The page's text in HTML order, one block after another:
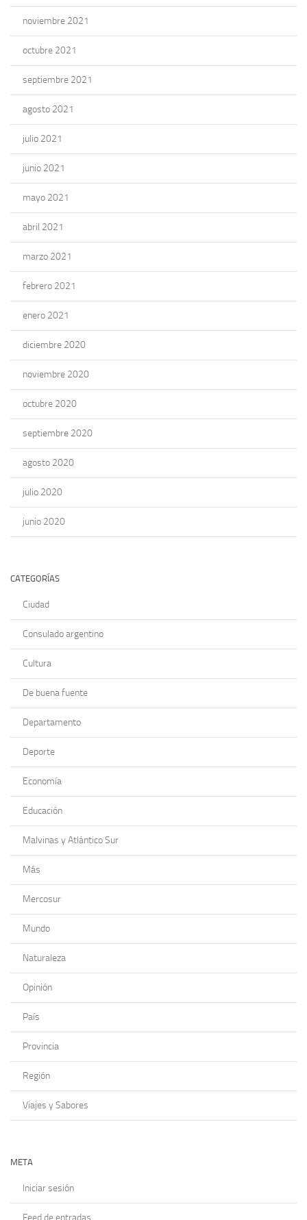
noviembre 2021
octubre 2021
septiembre 2021
agosto 2021
julio 2021
junio 2021
mayo 2021
abril 2021
marzo 2021
febrero 2021
enero 2021
diciembre 2020
noviembre 2020
octubre 2020
septiembre 2020
agosto 2020
julio 2020
junio 2020
CATEGORÍAS
Ciudad
Consulado argentino
Cultura
De buena fuente
Departamento
Deporte
Economía
Educación
Malvinas y Atlántico Sur
Más
Mercosur
Mundo
Naturaleza
Opinión
País
Provincia
Región
Viajes y Sabores
META
Iniciar sesión
Feed de entradas